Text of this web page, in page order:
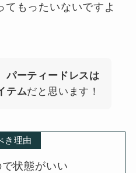
てもったいないですよ
パーティードレスは
テムだと思います！
き理由
状態がいい